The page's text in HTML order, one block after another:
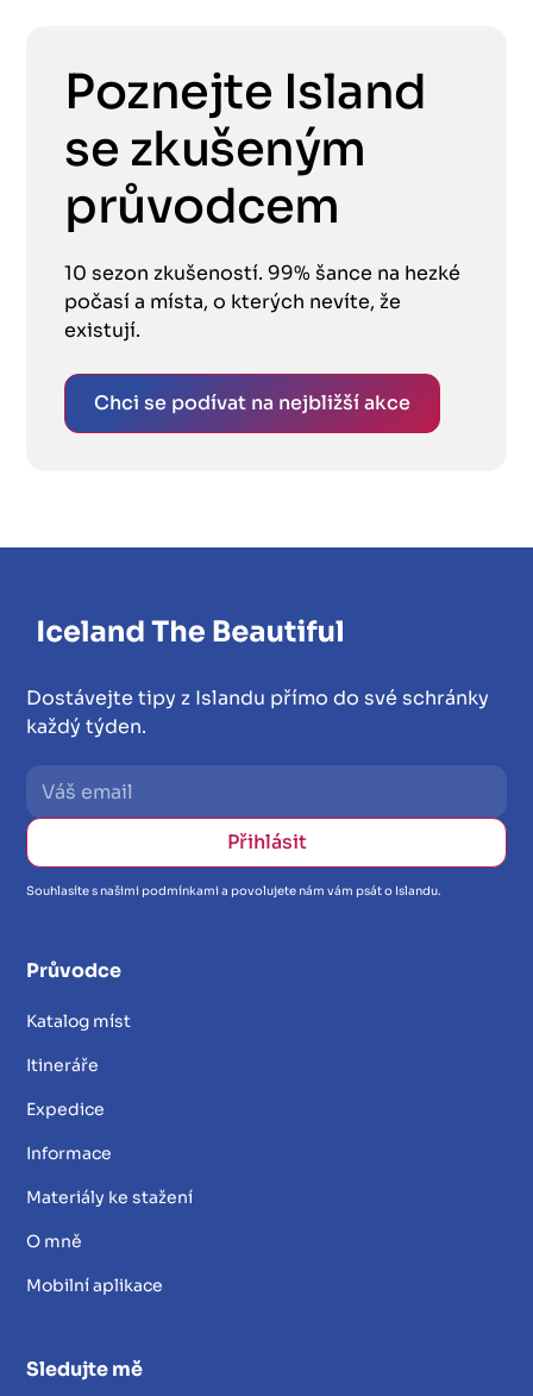
Poznejte Island
se zkušeným
průvodcem
10 sezon zkušeností. 99% šance na hezké
počasí a místa, o kterých nevíte, že
existují.
Chci se podívat na nejbližší akce
Dostávejte tipy z Islandu přímo do své schránky
každý týden.
Souhlasíte s našimi podmínkami a povolujete nám vám psát o Islandu.
Průvodce
Katalog míst
Itineráře
Expedice
Informace
Materiály ke stažení
O mně
Mobilní aplikace
Sledujte mě